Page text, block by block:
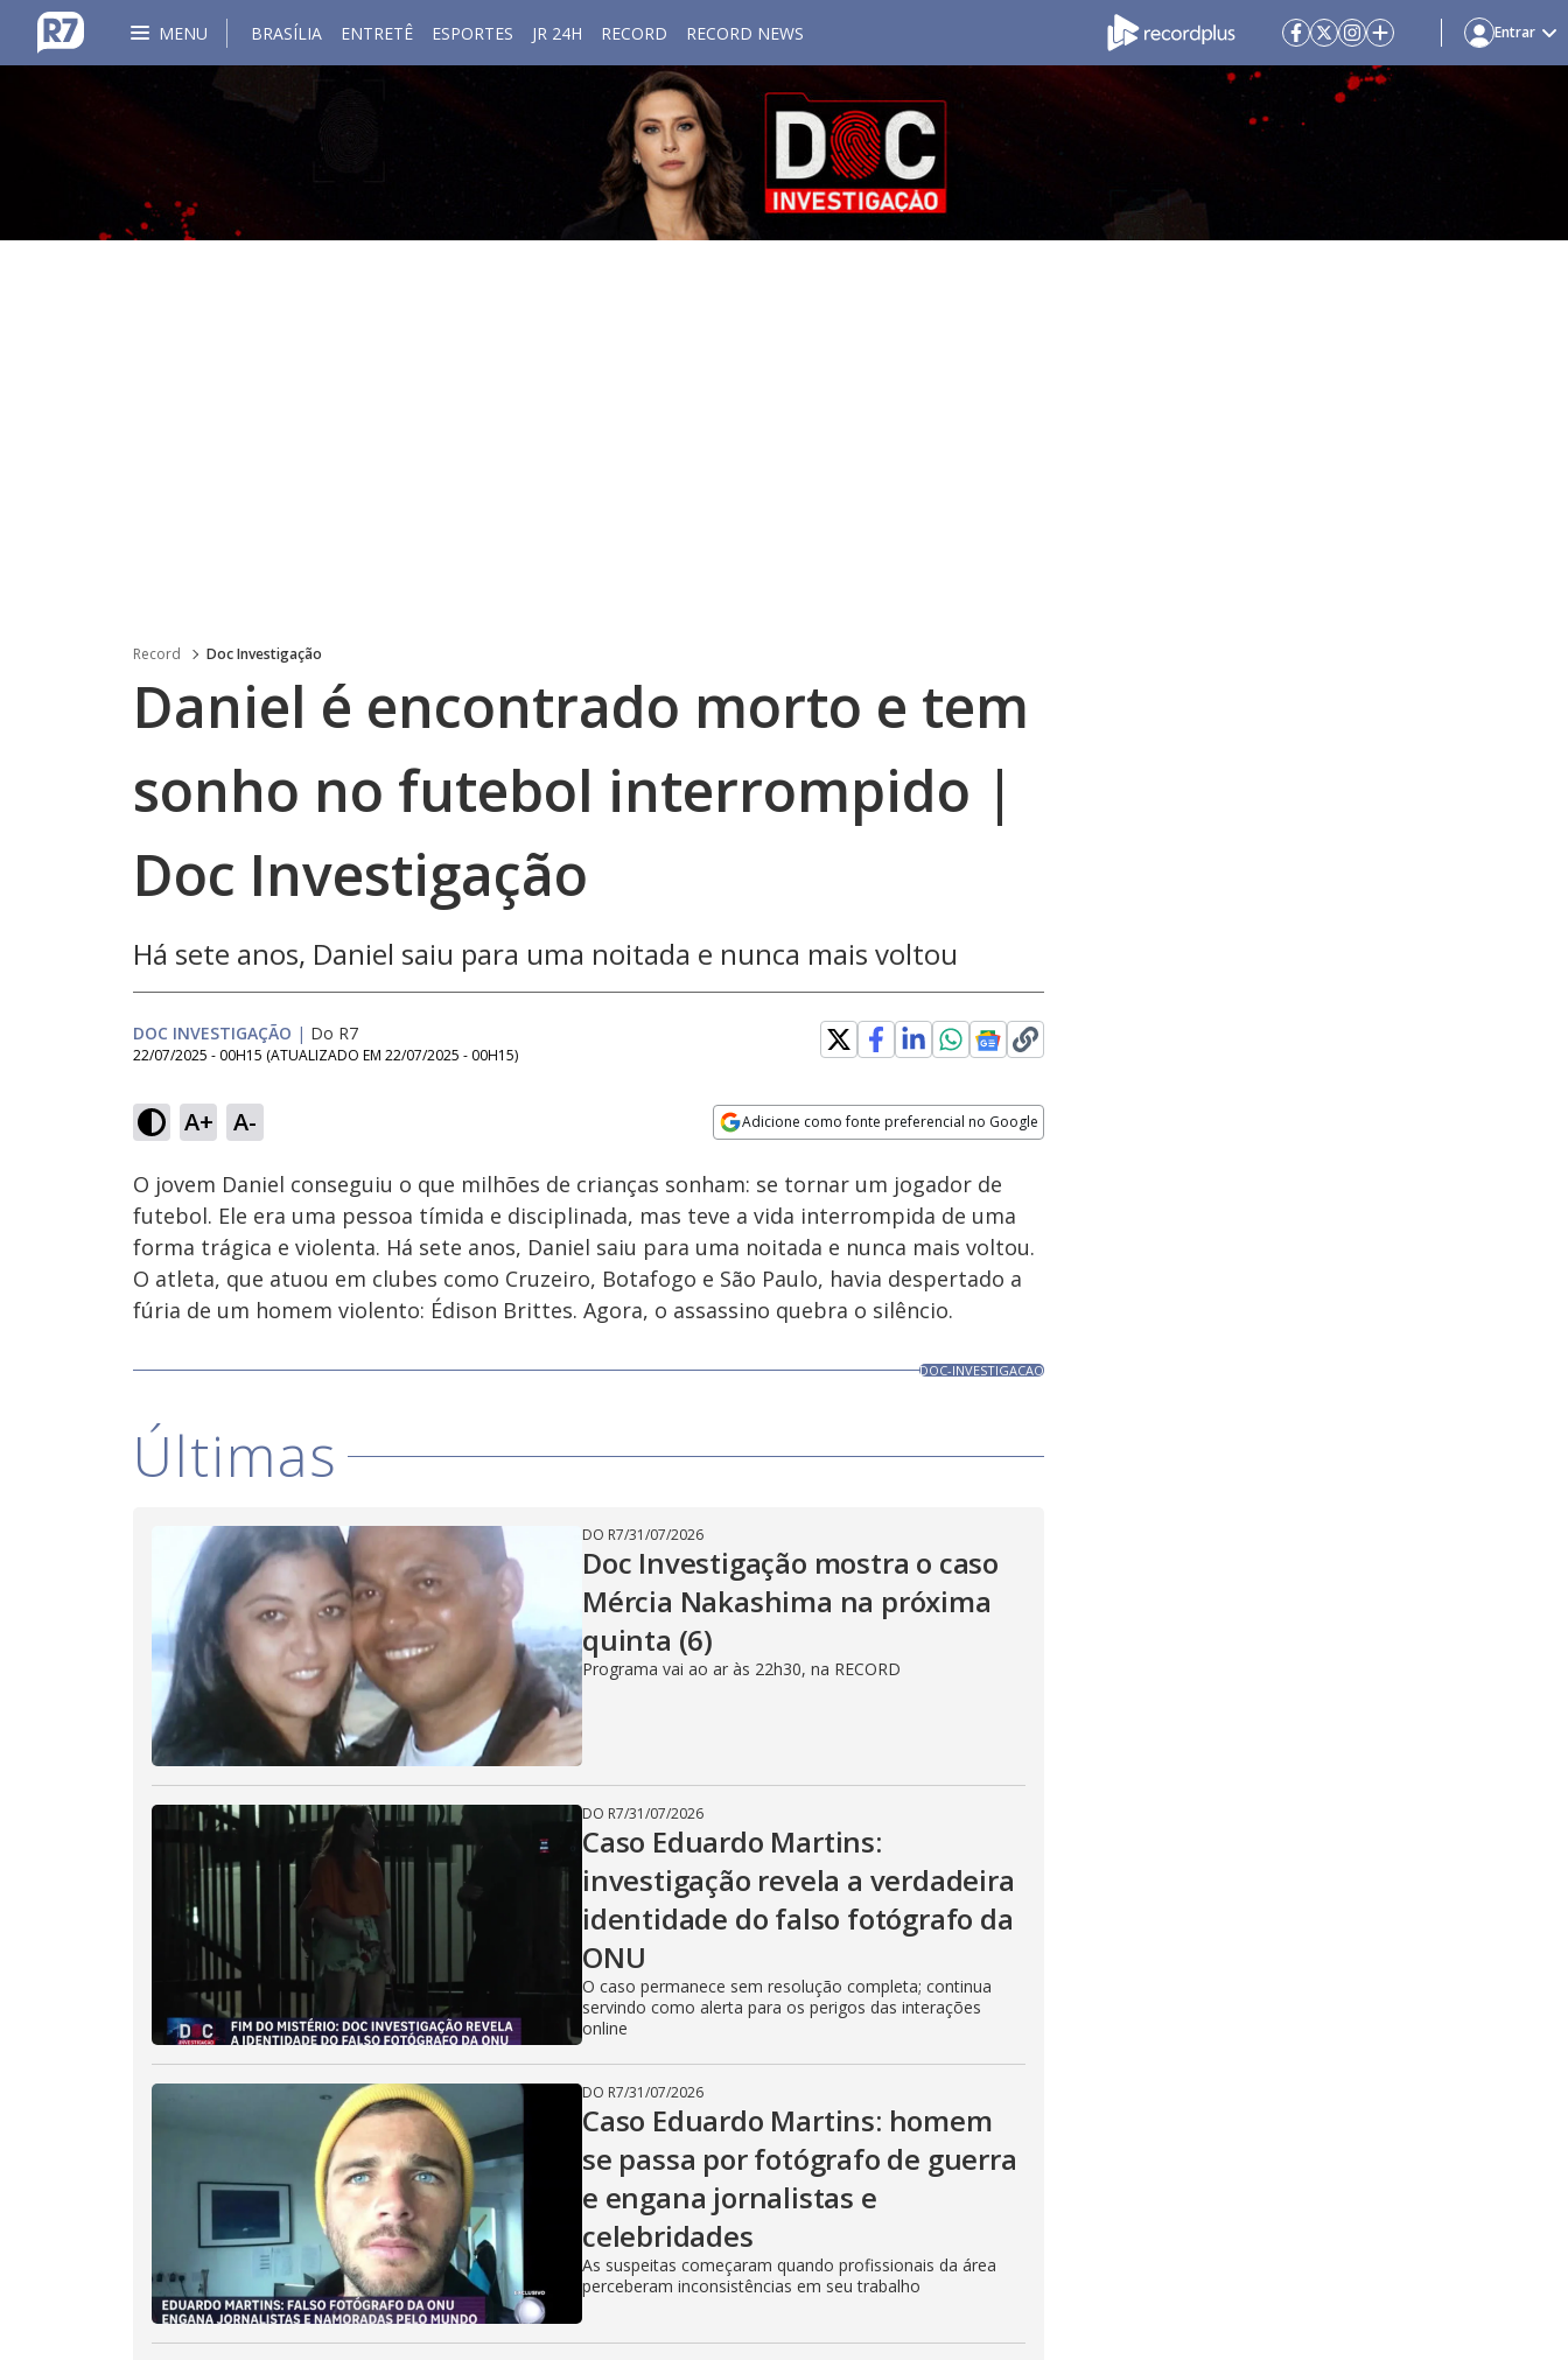
MENU BRASÍLIA ENTRETÊ ESPORTES JR 24H RECORD RECORD NEWS Entrar
Record Doc Investigação
Daniel é encontrado morto e tem
sonho no futebol interrompido |
Doc Investigação
Há sete anos, Daniel saiu para uma noitada e nunca mais voltou
DOC INVESTIGAÇÃO | Do R7
22/07/2025 - 00H15 (ATUALIZADO EM 22/07/2025 - 00H15)
A+ A- Adicione como fonte preferencial no Google
Ativar
Som
9.45%
Velocidade
O jovem Daniel conseguiu o que milhões de crianças sonham: se tornar um jogador de
futebol. Ele era uma pessoa tímida e disciplinada, mas teve a vida interrompida de uma
forma trágica e violenta. Há sete anos, Daniel saiu para uma noitada e nunca mais voltou.
O atleta, que atuou em clubes como Cruzeiro, Botafogo e São Paulo, havia despertado a
fúria de um homem violento: Édison Brittes. Agora, o assassino quebra o silêncio.
DOC-INVESTIGACAO
Últimas
DO R7/31/07/2026
Doc Investigação mostra o caso
Mércia Nakashima na próxima
quinta (6)
Programa vai ao ar às 22h30, na RECORD
DO R7/31/07/2026
Caso Eduardo Martins:
investigação revela a verdadeira
identidade do falso fotógrafo da
ONU
O caso permanece sem resolução completa; continua
servindo como alerta para os perigos das interações
online
DO R7/31/07/2026
Caso Eduardo Martins: homem
se passa por fotógrafo de guerra
e engana jornalistas e
celebridades
As suspeitas começaram quando profissionais da área
perceberam inconsistências em seu trabalho